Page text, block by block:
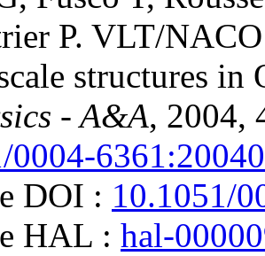
P. VLT/NACO
structures in
- A&A, 2004,
0004-
DOI : 10.1051/
HAL : hal-